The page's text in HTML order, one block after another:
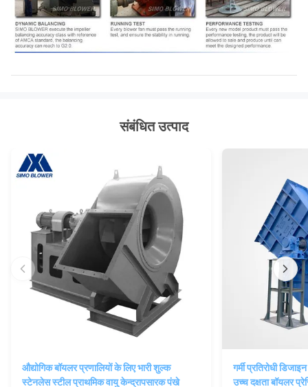
संबंधित उत्पाद
औद्योगिक बॉयलर प्रणालियों के लिए भारी शुल्क
स्टेनलेस स्टील प्राथमिक वायु केन्द्रापसारक पंखे
गर्मी प्रतिरोधी
उच्च दक्षता बॉयलर